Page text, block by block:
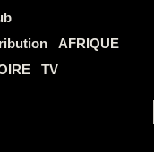
AFRIQUE
TV